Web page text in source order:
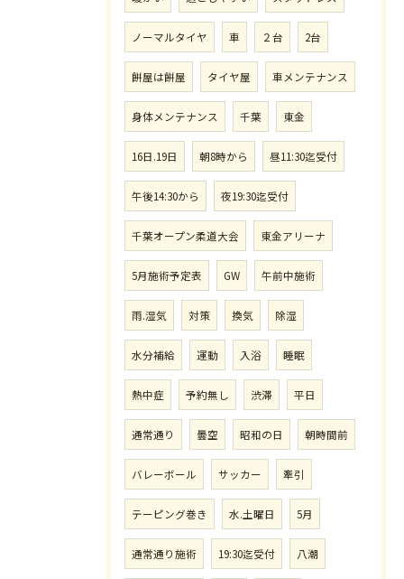
ノーマルタイヤ 車 ２台 2台
餅屋は餅屋 タイヤ屋 車メンテナンス
身体メンテナンス 千葉 東金
16日.19日 朝8時から 昼11:30迄受付
午後14:30から 夜19:30迄受付
千葉オープン柔道大会 東金アリーナ
5月施術予定表 GW 午前中施術
雨.湿気 対策 換気 除湿
水分補給 運動 入浴 睡眠
熱中症 予約無し 渋滞 平日
通常通り 曇空 昭和の日 朝時間前
バレーボール サッカー 牽引
テーピング巻き 水.土曜日 5月
通常通り施術 19:30迄受付 八潮